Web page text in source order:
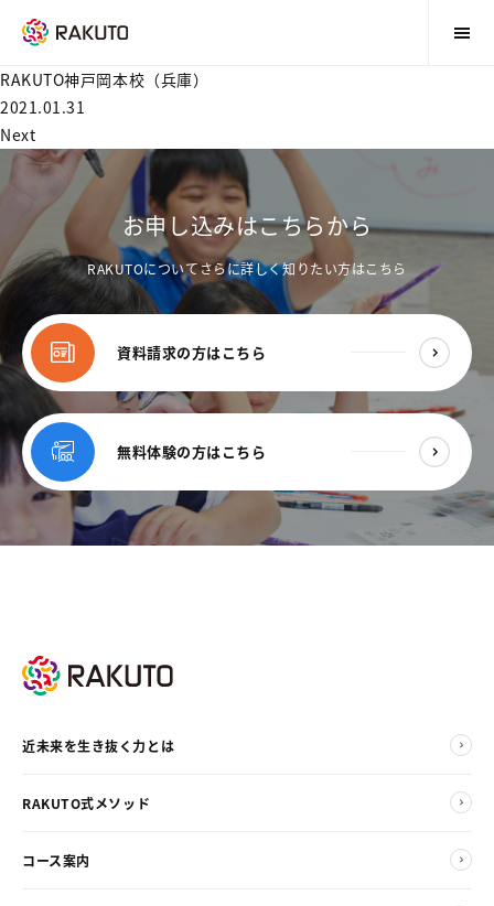
RAKUTO神戸岡本校（兵庫）
2021.01.31
Next
お申し込みはこちらから
RAKUTOについてさらに詳しく知りたい方はこちら
資料請求の方はこちら
無料体験の方はこちら
近未来を生き抜く力とは
RAKUTO式メソッド
コース案内